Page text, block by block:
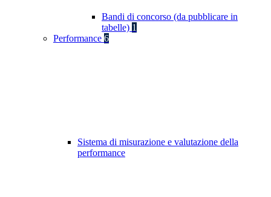
Bandi di concorso (da pubblicare in
tabelle) 1
Performance 6
Sistema di misurazione e valutazione della
performance